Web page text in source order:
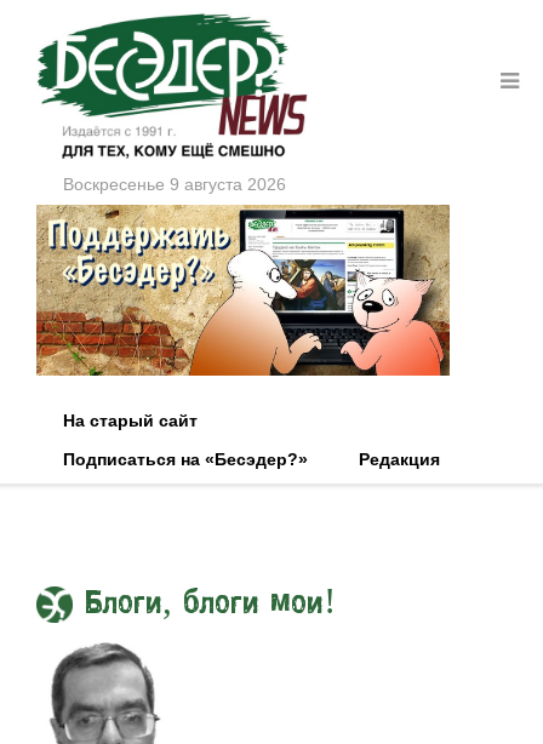
Воскресенье 9 августа 2026
На старый сайт
Подписаться на «Бесэдер?»
Редакция
Блоги, блоги мои!